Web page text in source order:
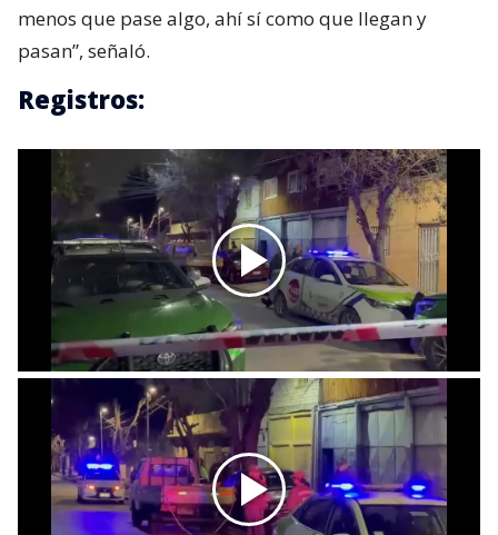
menos que pase algo, ahí sí como que llegan y
pasan”, señaló.
Registros: